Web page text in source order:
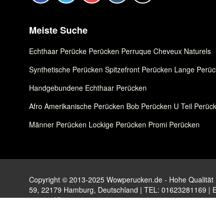
Meiste Suche
Echthaar Perücke Perücken Perruque Cheveux Naturels
Synthetische Perücken Spitzefront Perücken Lange
Handgebundene Echthaar Perücken
Afro Amerikanische Perücken Bob Perücken U Teil
Männer Perücken Lockige Perücken Promi Perücken
Copyright © 2013-2025 Wowperucken.de - Hohe
59, 22179 Hamburg, Deutschland | TEL: 01623281169 |
- 17:00 Uhr